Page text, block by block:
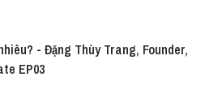
- Đặng Thùy Trang, Founder,
EP03